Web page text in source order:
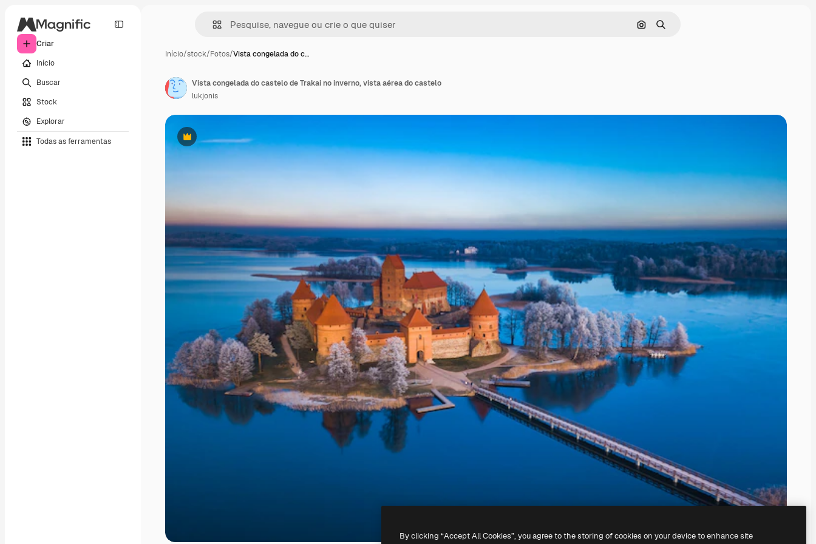
Criar
Início
Buscar
Stock
Explorar
Todas as ferramentas
Pesquisar por imagem
Buscar
Início/stock/Fotos/Vista congelada do c…
Premium
Vista congelada do castelo de Trakai no inverno, vista aérea do castelo
lukjonis
By clicking “Accept All Cookies”, you agree to the storing of cookies on your device to enhance site